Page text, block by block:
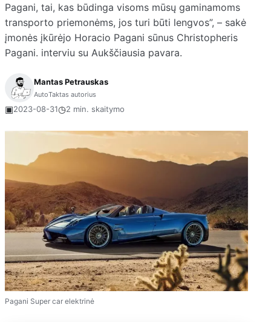
Pagani, tai, kas būdinga visoms mūsų gaminamoms
transporto priemonėms, jos turi būti lengvos”, – sakė
įmonės įkūrėjo Horacio Pagani sūnus Christopheris
Pagani. interviu su Aukščiausia pavara.
Mantas Petrauskas
AutoTaktas autorius
▣2023-08-31◷2 min. skaitymo
Pagani Super car elektrinė